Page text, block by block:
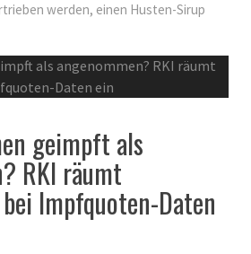
werden, einen Husten-Sirup
geimpft als
RKI räumt
Impfquoten-Daten